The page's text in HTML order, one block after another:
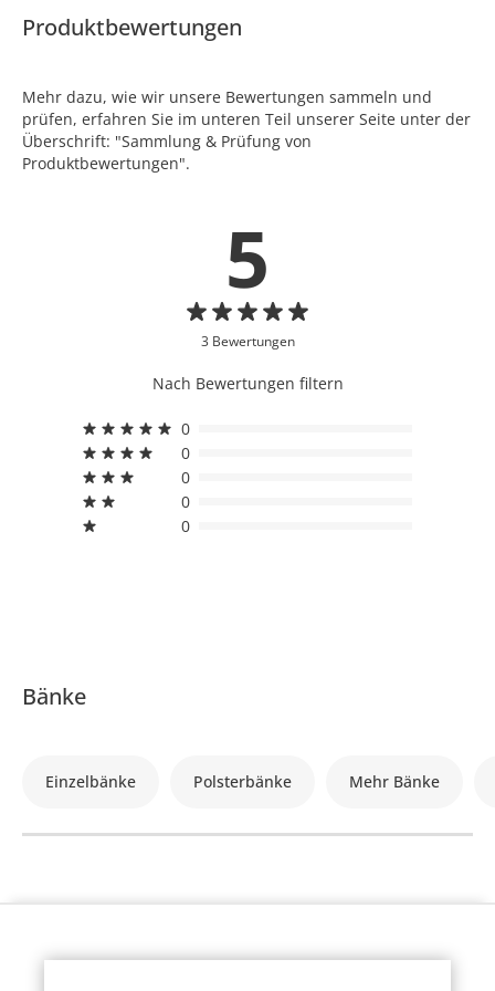
Produktbewertungen
Mehr dazu, wie wir unsere Bewertungen sammeln und
prüfen, erfahren Sie im unteren Teil unserer Seite unter der
Überschrift: "Sammlung & Prüfung von
Produktbewertungen".
5
3 Bewertungen
Nach Bewertungen filtern
0
0
0
0
0
Bänke
Einzelbänke Polsterbänke Mehr Bänke